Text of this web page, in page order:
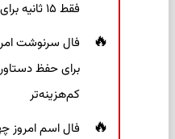
فقط ۱۵ ثانیه برای پیداکردنش وقت دارید
برای حفظ
کم‌هزینه‌تر